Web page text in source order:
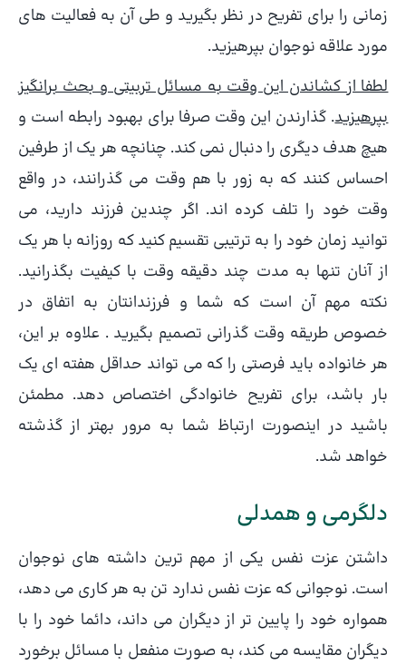
زمانی را برای تفریح در نظر بگیرید و طی آن به فعالیت های
مورد علاقه نوجوان بپرهیزید.
لطفا از کشاندن این وقت به مسائل تربیتی و بحث برانگیز
بپرهیزید. گذارندن این وقت صرفا برای بهبود رابطه است و
هیچ هدف دیگری را دنبال نمی کند. چنانچه هر یک از طرفین
احساس کنند که به زور با هم وقت می گذرانند، در واقع
وقت خود را تلف کرده اند. اگر چندین فرزند دارید، می
توانید زمان خود را به ترتیبی تقسیم کنید که روزانه با هر یک
از آنان تنها به مدت چند دقیقه وقت با کیفیت بگذرانید.
نکته مهم آن است که شما و فرزندانتان به اتفاق در
خصوص طریقه وقت گذرانی تصمیم بگیرید . علاوه بر این،
هر خانواده باید فرصتی را که می تواند حداقل هفته ای یک
بار باشد، برای تفریح خانوادگی اختصاص دهد. مطمئن
باشید در اینصورت ارتباظ شما به مرور بهتر از گذشته
خواهد شد.
دلگرمی و همدلی
داشتن عزت نفس یکی از مهم ترین داشته های نوجوان
است. نوجوانی که عزت نفس ندارد تن به هر کاری می دهد،
همواره خود را پایین تر از دیگران می داند، دائما خود را با
دیگران مقایسه می کند، به صورت منفعل با مسائل برخورد